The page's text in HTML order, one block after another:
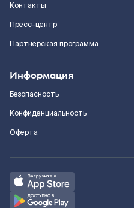
Контакты
Пресс-центр
Партнерская программа
Информация
Безопасность
Конфиденциальность
Оферта